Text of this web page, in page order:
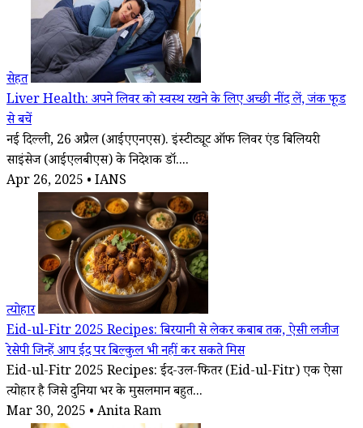
सेहत
Liver Health: अपने लिवर को स्वस्थ रखने के लिए अच्छी नींद लें, जंक फूड
से बचें
नई दिल्ली, 26 अप्रैल (आईएएनएस). इंस्टीट्यूट ऑफ लिवर एंड बिलियरी
साइंसेज (आईएलबीएस) के निदेशक डॉ....
Apr 26, 2025 • IANS
त्योहार
Eid-ul-Fitr 2025 Recipes: बिरयानी से लेकर कबाब तक, ऐसी लजीज
रेसेपी जिन्हें आप ईद पर बिल्कुल भी नहीं कर सकते मिस
Eid-ul-Fitr 2025 Recipes: ईद-उल-फितर (Eid-ul-Fitr) एक ऐसा
त्योहार है जिसे दुनिया भर के मुसलमान बहुत...
Mar 30, 2025 • Anita Ram